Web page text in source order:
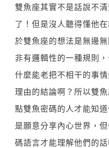
雙魚座其實不是話說不
了！但是沒人聽得懂他
於雙魚座的想法是無邊
非有邏輯性的一種規則
什麼能老把不相干的事
理由的結論啊？所以雙
點雙魚密碼的人才能知
是願意分享內心世界，
碼語言才能理解他們的話